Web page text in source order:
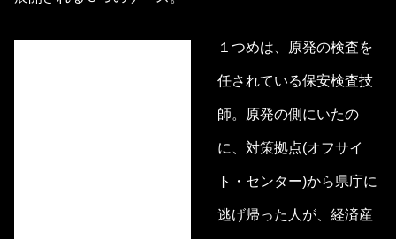
１つめは、原発の検査を
任されている保安検査技
師。原発の側にいたの
に、対策拠点(オフサイ
ト・センター)から県庁に
逃げ帰った人が、経済産